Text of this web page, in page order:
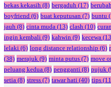
bekas kekasih (8) bergaduh (17)
boyfriend (6) buat keputusan (7) buntu
jauh (8) cinta muda (13) clash (10)
ingin kembali (9) kahwin (9) kecewa
lelaki (6) long distance relationship (6)
(38) merajuk (9) minta putus (7) move
peluang kedua (8) pengganti (8) pujuk
setia (8) stress (7) tawar hati (40) tips